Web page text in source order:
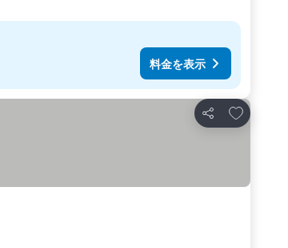
料金を表示
シェア
お気に入